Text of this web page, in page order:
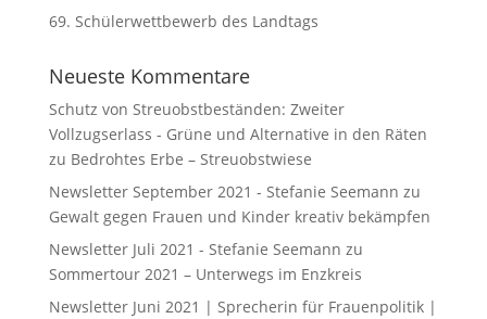
69. Schülerwettbewerb des Landtags
Neueste Kommentare
Schutz von Streuobstbeständen: Zweiter
Vollzugserlass - Grüne und Alternative in den Räten
zu Bedrohtes Erbe – Streuobstwiese
Newsletter September 2021 - Stefanie Seemann zu
Gewalt gegen Frauen und Kinder kreativ bekämpfen
Newsletter Juli 2021 - Stefanie Seemann zu
Sommertour 2021 – Unterwegs im Enzkreis
Newsletter Juni 2021 | Sprecherin für Frauenpolitik |